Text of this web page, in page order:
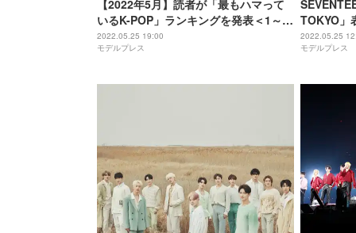
【2022年5月】読者が「最もハマって
いるK-POP」ランキングを発表＜1～
10位＞
2022.05.25 19:00
モデルプレス
TOKYO」
への思い
2022.05.25
モデルプレス